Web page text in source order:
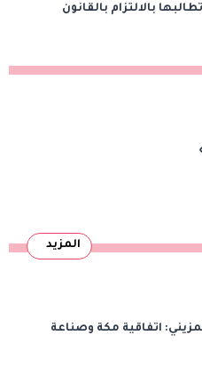
بالالتزام بالقانون
المزيد
اتفاقية مكة وصناعة